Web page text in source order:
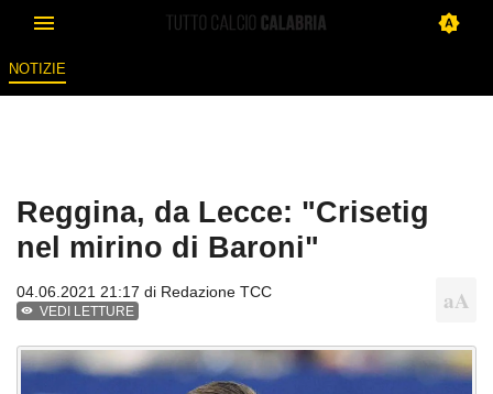
NOTIZIE
Reggina, da Lecce: "Crisetig
nel mirino di Baroni"
04.06.2021 21:17 di Redazione TCC
VEDI LETTURE